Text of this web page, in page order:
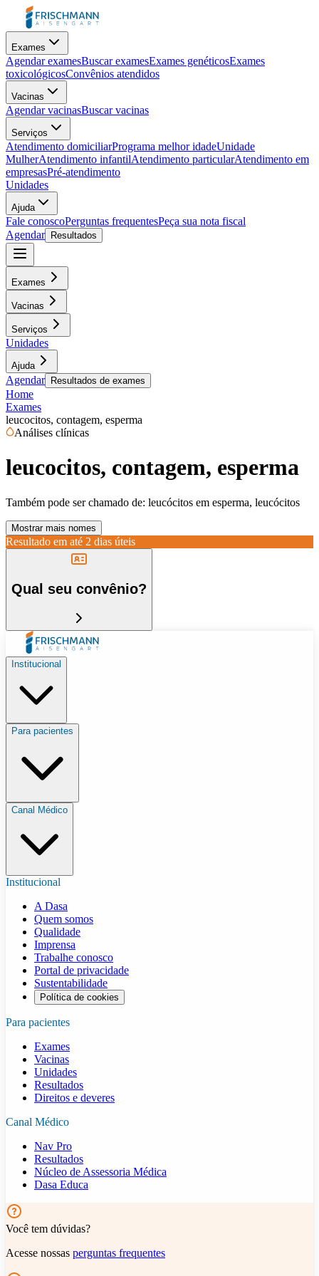
Exames
Agendar examesBuscar examesExames genéticosExames
toxicológicosConvênios atendidos
Vacinas
Agendar vacinasBuscar vacinas
Serviços
Atendimento domiciliarPrograma melhor idadeUnidade
MulherAtendimento infantilAtendimento particularAtendimento em
empresasPré-atendimento
Unidades
Ajuda
Fale conoscoPerguntas frequentesPeça sua nota fiscal
Agendar
Resultados
Exames
Vacinas
Serviços
Unidades
Ajuda
Agendar Resultados de exames
Home
Exames
leucocitos, contagem, esperma
Análises clínicas
leucocitos, contagem, esperma
Também pode ser chamado de: leucócitos em esperma, leucócitos
Mostrar mais nomes
Resultado em até 2 dias úteis
Qual seu convênio?
Institucional
Para pacientes
Canal Médico
Institucional
A Dasa
Quem somos
Qualidade
Imprensa
Trabalhe conosco
Portal de privacidade
Sustentabilidade
Política de cookies
Para pacientes
Exames
Vacinas
Unidades
Resultados
Direitos e deveres
Canal Médico
Nav Pro
Resultados
Núcleo de Assessoria Médica
Dasa Educa
Você tem dúvidas?
Acesse nossas perguntas frequentes